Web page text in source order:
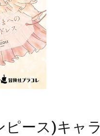
ピース)キャラ